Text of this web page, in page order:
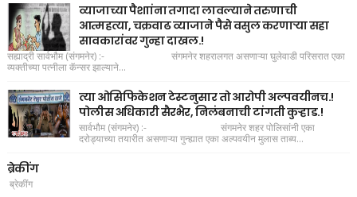
व्याजाच्या पैशाांना तगादा लावल्याने तरुणाची
आत्महत्या, चक्रवाढ व्याजाने पैसे वसुल करणाऱ्या सहा
सावकारांवर गुन्हा दाखल.!
सह्याद्री सार्वभौम (संगमनेर) :- संगमनेर शहरालगत असणाऱ्या घुलेवाडी परिसरात एका
व्यक्तीच्या पत्नीला कॅन्सर झाल्याने...
त्या ओसिफिकेशन टेस्टनुसार तो आरोपी अल्पवयीनच.!
पोलीस अधिकारी सैरभैर, निलंबनाची टांगती कुऱ्हाड.!
सार्वभौम (संगमनेर) :- संगमनेर शहर पोलिसांनी एका
दरोड्याच्या तयारीत असणाऱ्या गुन्ह्यात एका अल्पवयीन मुलास ताब्य...
ब्रेकींग
ब्रेकींग